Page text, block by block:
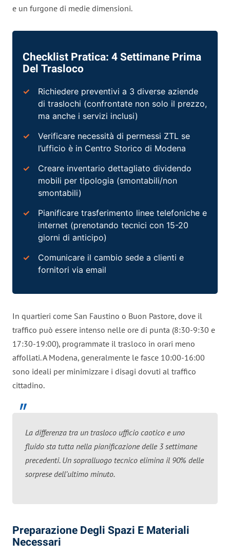
e un furgone di medie dimensioni.
Checklist Pratica: 4 Settimane Prima
Del Trasloco
Richiedere preventivi a 3 diverse aziende
di traslochi (confrontate non solo il prezzo,
ma anche i servizi inclusi)
Verificare necessità di permessi ZTL se
l’ufficio è in Centro Storico di Modena
Creare inventario dettagliato dividendo
mobili per tipologia (smontabili/non
smontabili)
Pianificare trasferimento linee telefoniche e
internet (prenotando tecnici con 15-20
giorni di anticipo)
Comunicare il cambio sede a clienti e
fornitori via email
In quartieri come San Faustino o Buon Pastore, dove il
traffico può essere intenso nelle ore di punta (8:30-9:30 e
17:30-19:00), programmate il trasloco in orari meno
affollati. A Modena, generalmente le fasce 10:00-16:00
sono ideali per minimizzare i disagi dovuti al traffico
cittadino.
La differenza tra un trasloco ufficio caotico e uno
fluido sta tutta nella pianificazione delle 3 settimane
precedenti. Un sopralluogo tecnico elimina il 90% delle
sorprese dell’ultimo minuto.
Preparazione Degli Spazi E Materiali
Necessari